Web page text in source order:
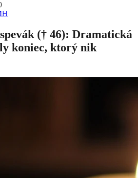
(† 46): Dramatická
koniec, ktorý nik